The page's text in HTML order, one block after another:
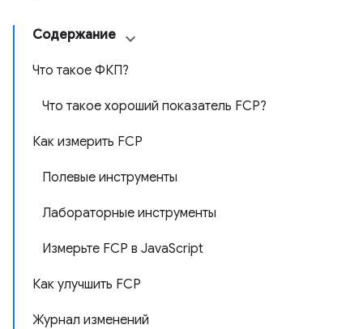
Содержание
Что такое ФКП?
Что такое хороший показатель FCP?
Как измерить FCP
Полевые инструменты
Лабораторные инструменты
Измерьте FCP в JavaScript
Как улучшить FCP
Журнал изменений